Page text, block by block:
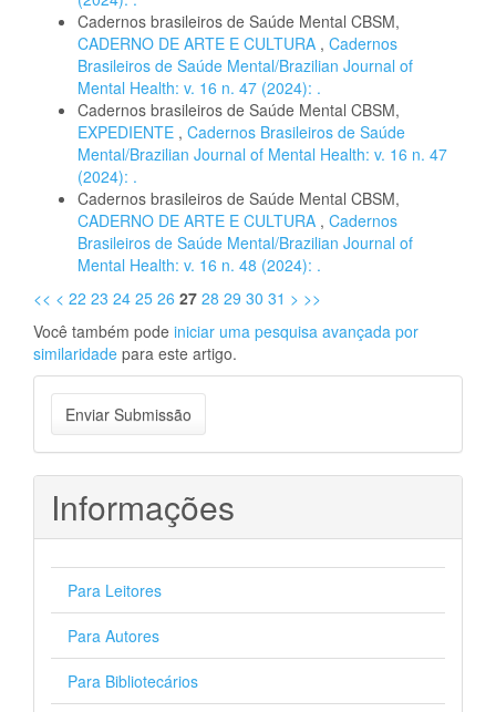
Cadernos brasileiros de Saúde Mental CBSM,
CADERNO DE ARTE E CULTURA , Cadernos
Brasileiros de Saúde Mental/Brazilian Journal of
Mental Health: v. 16 n. 47 (2024): .
Cadernos brasileiros de Saúde Mental CBSM,
EXPEDIENTE , Cadernos Brasileiros de Saúde
Mental/Brazilian Journal of Mental Health: v. 16 n. 47
(2024): .
Cadernos brasileiros de Saúde Mental CBSM,
CADERNO DE ARTE E CULTURA , Cadernos
Brasileiros de Saúde Mental/Brazilian Journal of
Mental Health: v. 16 n. 48 (2024): .
<< < 22 23 24 25 26 27 28 29 30 31 > >>
Você também pode iniciar uma pesquisa avançada por
similaridade para este artigo.
Enviar
Submissão
Enviar Submissão
Informações
Para Leitores
Para Autores
Para Bibliotecários